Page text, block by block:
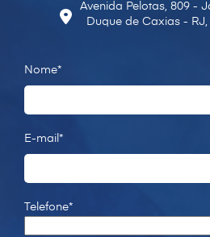
Avenida Pelotas, 809 -
Duque de Caxias - RJ,
Nome*
E-mail*
Telefone*